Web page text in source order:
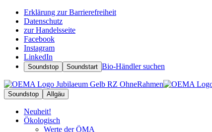
Erklärung zur Barrierefreiheit
Datenschutz
zur Handelsseite
Facebook
Instagram
LinkedIn
Soundstop Soundstart Bio-Händler suchen
Soundstop Allgäu
Neuheit!
Ökologisch
Werte der ÖMA